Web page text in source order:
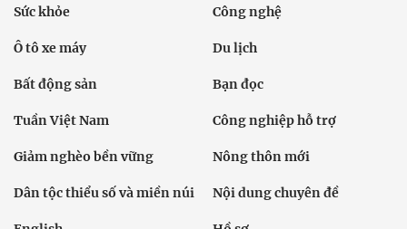
Sức khỏe Công nghệ
Ô tô xe máy Du lịch
Bất động sản Bạn đọc
Tuần Việt Nam Công nghiệp hỗ trợ
Giảm nghèo bền vững Nông thôn mới
Dân tộc thiểu số và miền núi Nội dung chuyên đề